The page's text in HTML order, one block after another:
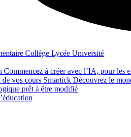
Collège Lycée Université
Commencez à créer avec l’IA, pour les
vos cours Smartick Découvrez le
prêt à être modifié